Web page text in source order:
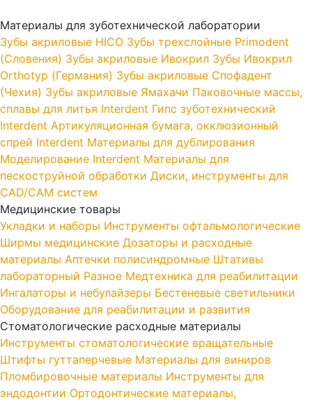
Материалы для зуботехнической лаборатории
Зубы акриловые HICO Зубы трехслойные Primodent
(Словения) Зубы акриловые Ивокрил Зубы Ивокрил
Orthotyp (Германия) Зубы акриловые Спофадент
(Чехия) Зубы акриловые Ямахачи Паковочные массы,
сплавы для литья Interdent Гипс зуботехнический
Interdent Артикуляционная бумага, окклюзионный
спрей Interdent Материалы для дублирования
Моделирование Interdent Материалы для
пескоструйной обработки Диски, инструменты для
CAD/CAM систем
Медицинские товары
Укладки и наборы Инструменты офтальмологические
Ширмы медицинские Дозаторы и расходные
материалы Аптечки полисиндромные Штативы
лабораторный Разное Медтехника для реабилитации
Ингалаторы и небулайзеры Бестеневые светильники
Оборудование для реабилитации и развития
Стоматологические расходные материалы
Инструменты стоматологические вращательные
Штифты гуттаперчевые Материалы для виниров
Пломбировочные материалы Инструменты для
эндодонтии Ортодонтические материалы,